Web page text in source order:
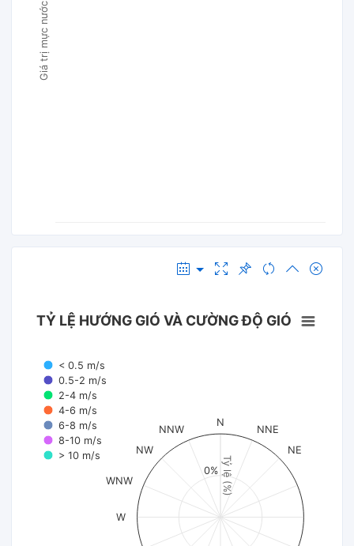
Giá trị mực nước
Tỷ lệ (%)
TỶ LỆ HƯỚNG GIÓ VÀ CƯỜNG ĐỘ GIÓ
< 0.5 m/s
0.5-2 m/s
2-4 m/s
4-6 m/s
6-8 m/s
8-10 m/s
> 10 m/s
N
NNE
NE
W
WNW
NW
NNW
0%